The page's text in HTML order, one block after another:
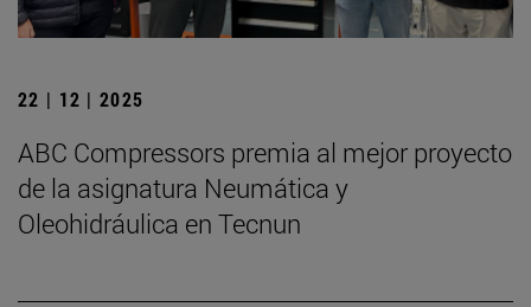
22 | 12 | 2025
ABC Compressors premia al mejor proyecto
de la asignatura Neumática y
Oleohidráulica en Tecnun